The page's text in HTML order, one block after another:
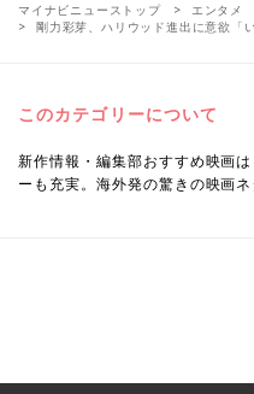
マイナビニューストップ エンタメ
剛力彩芽、ハリウッド進出に意欲「
このカテゴリーについて
新作情報・編集部おすすめ映画
ーも充実。海外発の驚きの映画ネ